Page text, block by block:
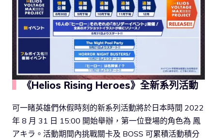
《Helios Rising Heroes》全新系列活動
可一睹英雄們休假時刻的新系列活動將於日本時間 2022
年 8 月 31 日 15:00 開始舉辦，第一位登場的角色為 鳳
アキラ。活動期間內挑戰關卡及 BOSS 可累積活動積分